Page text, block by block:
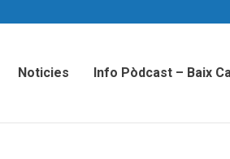
Noticies Info Pòdcast – Baix